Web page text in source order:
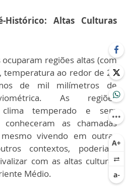
Histórico: Altas Culturas
regiões altas (com
temperatura ao redor de 20
de mil milímetros de
As regiões
clima temperado e sem
conheceram as chamadas
vivendo em outras
contextos, poderiam
com as altas culturas
Médio.